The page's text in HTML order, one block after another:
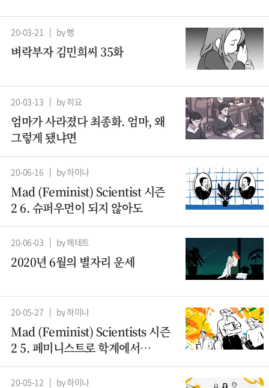
20-03-21 by 뻥
벼락부자 김민희씨 35화
20-03-13 by 히요
엄마가 사라졌다 최종화. 엄마, 왜
그렇게 됐냐면
20-06-16 by 하미나
Mad (Feminist) Scientist 시즌
2 6. 슈퍼우먼이 되지 않아도
20-06-03 by 헤테트
2020년 6월의 별자리 운세
20-05-27 by 하미나
Mad (Feminist) Scientists 시즌
2 5. 페미니스트로 학계에서
살아남기
20-05-12 by 하미나